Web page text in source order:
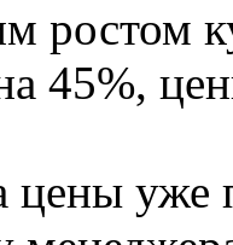
ростом
45%,
цены